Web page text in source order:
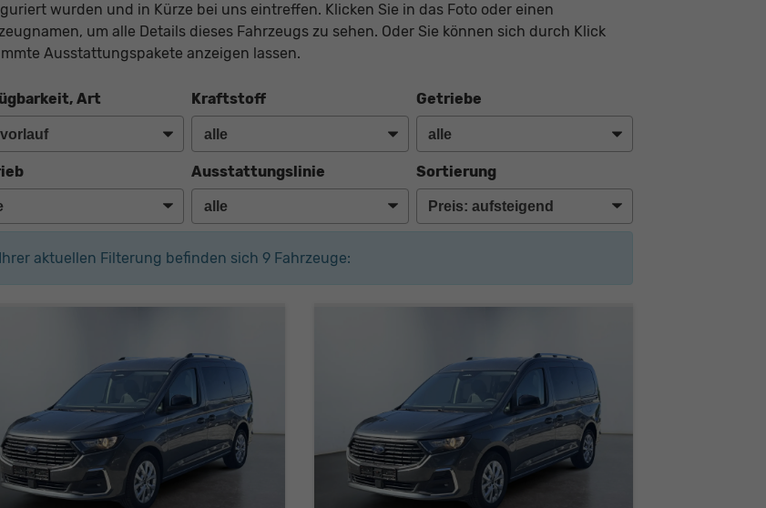
wurden und in Kürze bei uns eintreffen. Klicken Sie in das Foto oder einen
um alle Details dieses Fahrzeugs zu sehen. Oder Sie können sich durch Klick
Ausstattungspakete anzeigen lassen.
Art Kraftstoff Getriebe
Ausstattungslinie Sortierung
Ihrer aktuellen Filterung befinden sich 9Fahrzeuge: